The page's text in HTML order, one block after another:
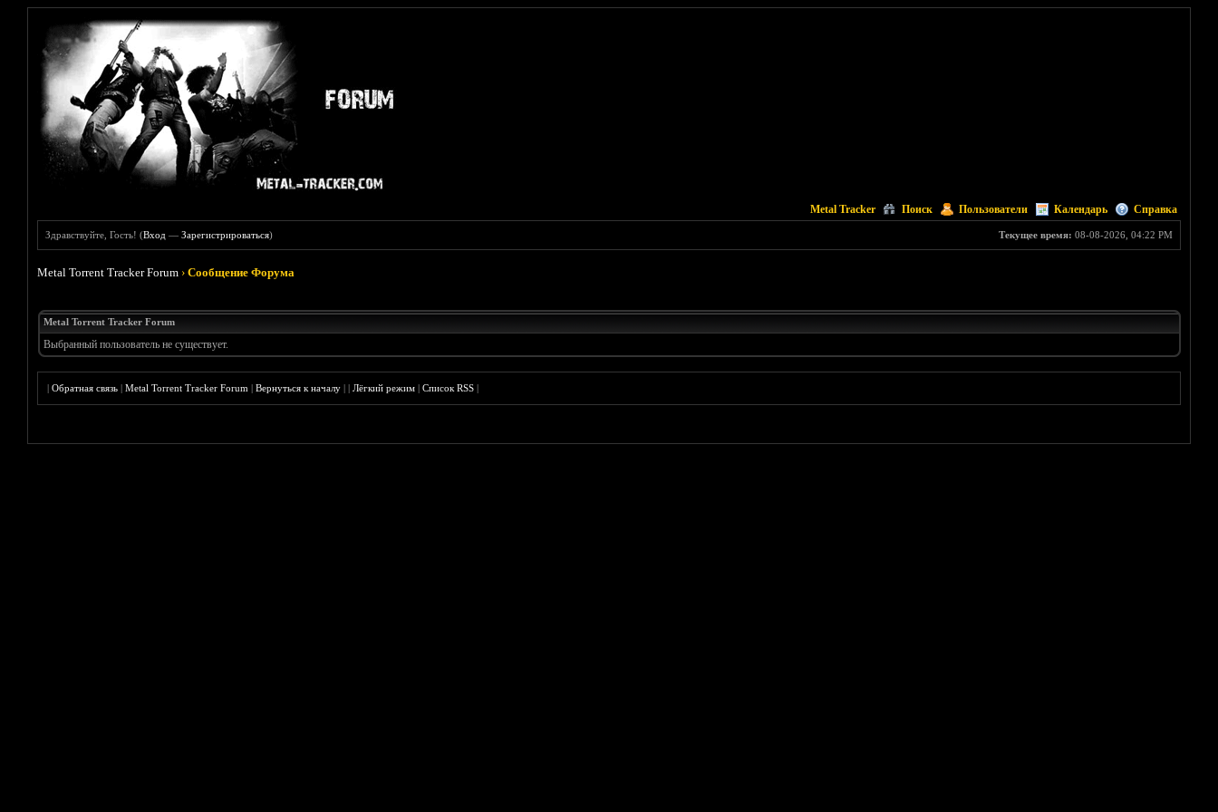
Metal Tracker Поиск Пользователи Календарь Справка
Текущее время: 08-08-2026, 04:22 PM
Здравствуйте, Гость! (Вход —Зарегистрироваться)
Metal Torrent Tracker Forum ›Сообщение Форума
Metal Torrent Tracker Forum
Выбранный пользователь не существует.
|Обратная связь |Metal Torrent Tracker Forum |Вернуться к началу ||Лёгкий режим |Список RSS |